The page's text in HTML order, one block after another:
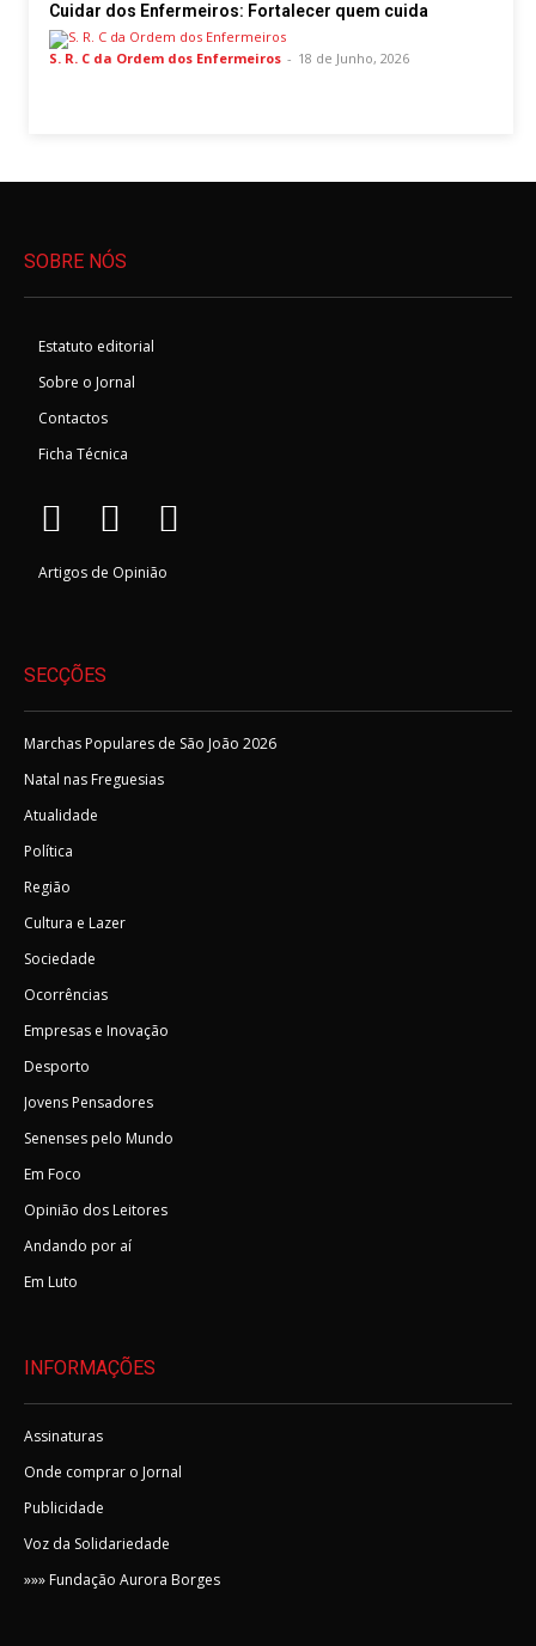
Cuidar dos Enfermeiros: Fortalecer quem cuida
S. R. C da Ordem dos Enfermeiros - 18 de Junho, 2026
SOBRE NÓS
Estatuto editorial
Sobre o Jornal
Contactos
Ficha Técnica
Artigos de Opinião
SECÇÕES
Marchas Populares de São João 2026
Natal nas Freguesias
Atualidade
Política
Região
Cultura e Lazer
Sociedade
Ocorrências
Empresas e Inovação
Desporto
Jovens Pensadores
Senenses pelo Mundo
Em Foco
Opinião dos Leitores
Andando por aí
Em Luto
INFORMAÇÕES
Assinaturas
Onde comprar o Jornal
Publicidade
Voz da Solidariedade
»»» Fundação Aurora Borges